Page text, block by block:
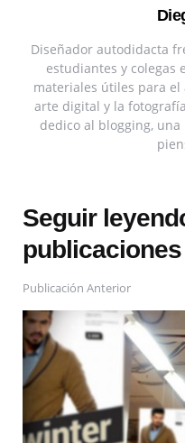
Diseñador autodidacta
estudiantes y colegas
materiales útiles para
arte digital y la
dedico al blogging,
Seguir
publicaciones
Publicación Anterior